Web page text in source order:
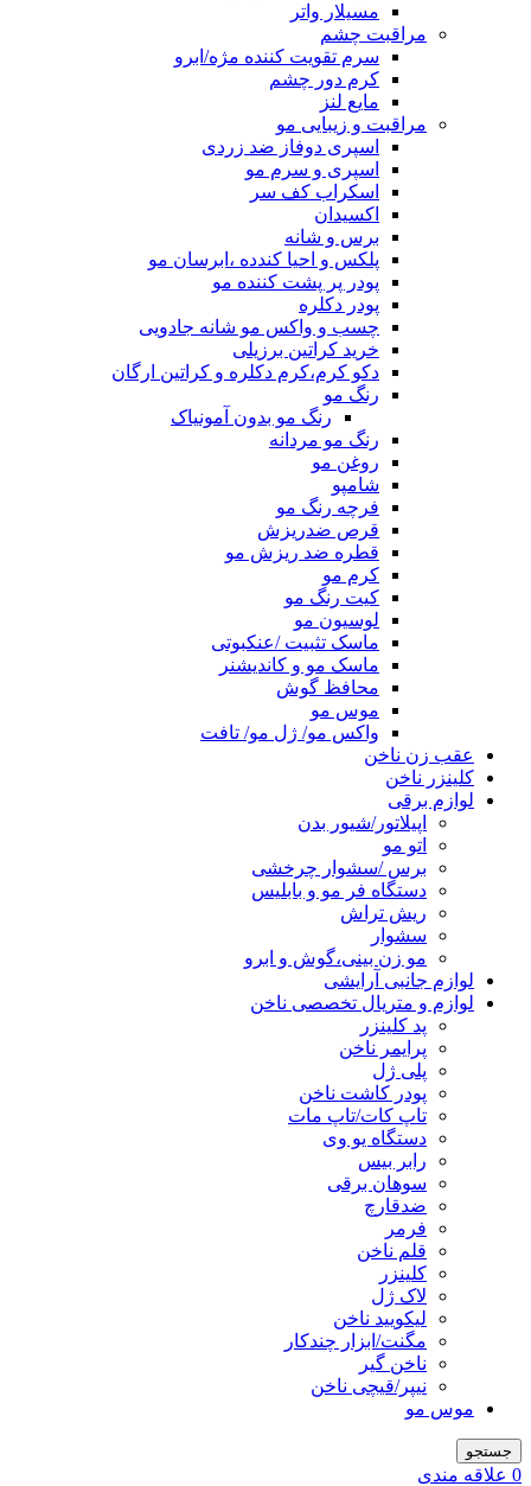
مسیلار واتر
مراقبت چشم
سرم تقویت کننده مژه/ابرو
کرم دور چشم
مایع لنز
مراقبت و زیبایی مو
اسپری دوفاز ضد زردی
اسپری و سرم مو
اسکراب کف سر
اکسیدان
برس و شانه
پلکس و احیا کندده ،ابرسان مو
پودر پر پشت کننده مو
پودر دکلره
چسب و واکس مو شانه جادویی
خرید کراتین برزیلی
دکو کرم،کرم دکلره و کراتین ارگان
رنگ مو
رنگ مو بدون آمونیاک
رنگ مو مردانه
روغن مو
شامپو
فرچه رنگ مو
قرص ضدریزش
قطره ضد ریزش مو
کرم مو
کیت رنگ مو
لوسیون مو
ماسک تثبیت /عنکبوتی
ماسک مو و کاندیشنر
محافظ گوش
موس مو
واکس مو/ ژل مو/ تافت
عقب زن ناخن
کلینزر ناخن
لوازم برقی
اپیلاتور/شیور بدن
اتو مو
برس /سشوار چرخشی
دستگاه فر مو و بابلیس
ریش تراش
سشوار
مو زن بینی،گوش و ابرو
لوازم جانبی آرایشی
لوازم و متریال تخصصی ناخن
پد کلینزر
پرایمر ناخن
پلی ژل
پودر کاشت ناخن
تاپ کات/تاپ مات
دستگاه یو وی
رابر بیس
سوهان برقی
ضدقارچ
فرمر
قلم ناخن
کلینزر
لاک ژل
لیکوييد ناخن
مگنت/ابزار چندکار
ناخن گیر
نیپر/قیچی ناخن
موس مو
جستجو
0 علاقه مندی